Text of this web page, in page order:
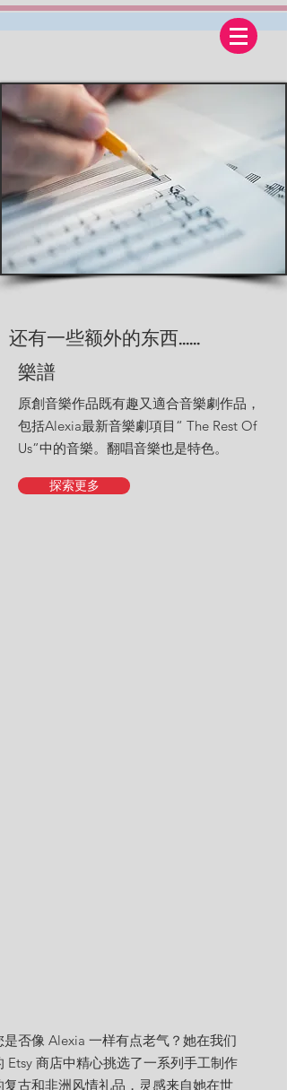
还有一些额外的东西……
樂譜
原創音樂作品既有趣又適合音樂劇作品，
包括Alexia最新音樂劇項目“ The Rest Of
Us”中的音樂。翻唱音樂也是特色。
探索更多
是否像 Alexia 一样有点老气？她在我们
Etsy 商店中精心挑选了一系列手工制作
复古和非洲风情礼品，灵感来自她在世